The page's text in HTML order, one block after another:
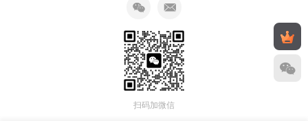
扫码加微信